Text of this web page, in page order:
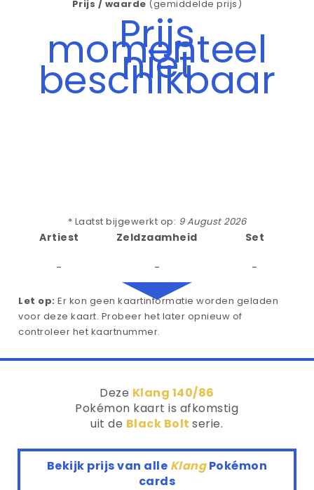
Prijs / waarde (gemiddelde prijs)
Prijs
momenteel
niet
beschikbaar
* Laatst bijgewerkt op: 9 August 2026
Artiest
-
Zeldzaamheid
-
Set
-
Let op: Er kon geen kaartinformatie worden geladen
voor deze kaart. Probeer het later opnieuw of
controleer het kaartnummer.
Deze Klang 140/86
Pokémon kaart is afkomstig
uit de Black Boltserie.
Bekijk prijs van alle KlangPokémon
cards